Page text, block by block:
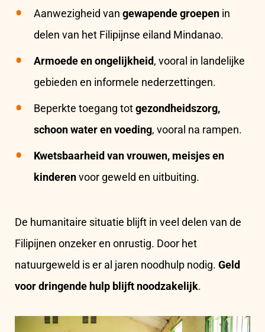
Aanwezigheid van gewapende groepen in
delen van het Filipijnse eiland Mindanao.
Armoede en ongelijkheid, vooral in landelijke
gebieden en informele nederzettingen.
Beperkte toegang totgezondheidszorg,
schoon water en voeding, vooral na rampen.
Kwetsbaarheid van vrouwen, meisjes en
kinderenvoor geweld en uitbuiting.
De humanitaire situatie blijft in veel delen van de
Filipijnen onzeker en onrustig. Door het
natuurgeweld is er al jaren noodhulp nodig. Geld
voor dringende hulp blijft noodzakelijk.